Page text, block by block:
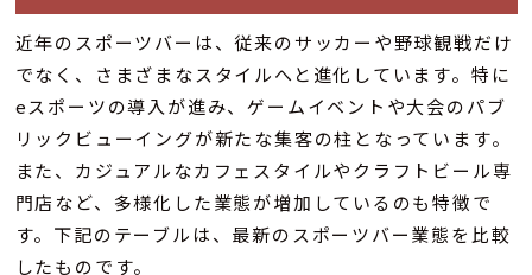
近年のスポーツバーは、従来のサッカーや野球観戦だけ
でなく、さまざまなスタイルへと進化しています。特に
eスポーツの導入が進み、ゲームイベントや大会のパブ
リックビューイングが新たな集客の柱となっています。
また、カジュアルなカフェスタイルやクラフトビール専
門店など、多様化した業態が増加しているのも特徴で
す。下記のテーブルは、最新のスポーツバー業態を比較
したものです。